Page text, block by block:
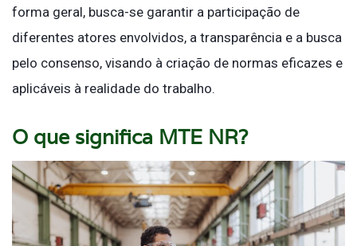
forma geral, busca-se garantir a participação de
diferentes atores envolvidos, a transparência e a busca
pelo consenso, visando à criação de normas eficazes e
aplicáveis à realidade do trabalho.
O que significa MTE NR?